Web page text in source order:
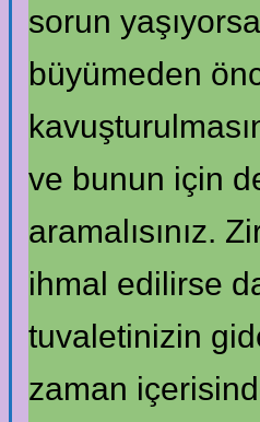
sorun
büyümeden
ve bunun için
aramalısınız.
ihmal edilirse
tuvaletinizin
zaman